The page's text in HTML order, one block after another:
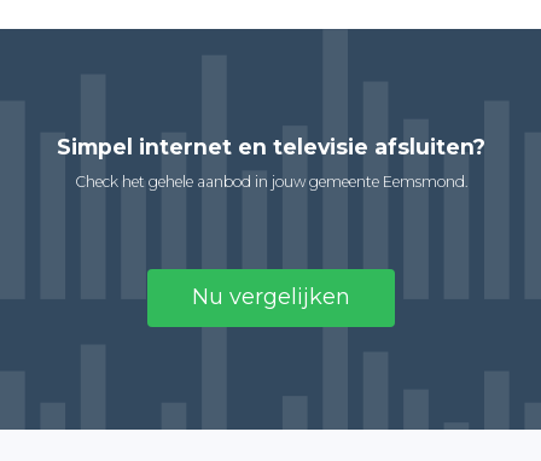
Simpel internet en televisie afsluiten?
Check het gehele aanbod in jouw gemeente Eemsmond.
Nu vergelijken